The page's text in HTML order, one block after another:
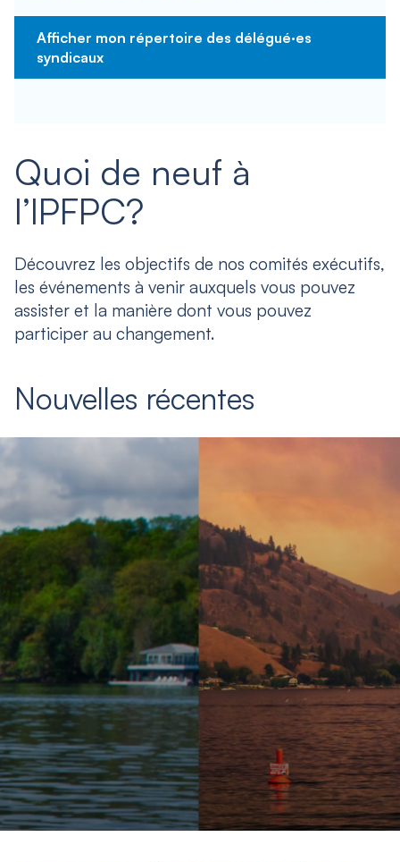
Afficher mon répertoire des délégué·es
syndicaux
Quoi de neuf à
l’IPFPC?
Découvrez les objectifs de nos comités exécutifs,
les événements à venir auxquels vous pouvez
assister et la manière dont vous pouvez
participer au changement.
Nouvelles récentes